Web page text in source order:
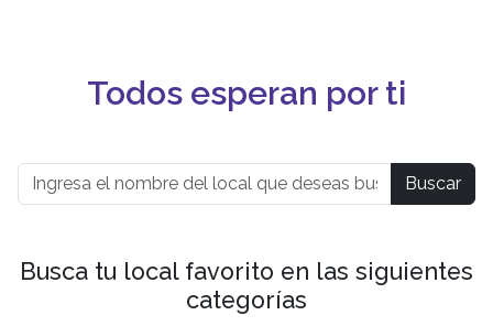
Todos esperan por ti
Buscar
Busca tu local favorito en las siguientes
categorías